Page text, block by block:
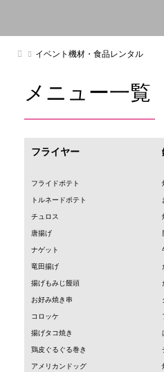
イベント機材・食品レンタル
メニュー一覧
フライヤー
フライドポテト
トルネードポテト
チュロス
唐揚げ
ナゲット
竜田揚げ
揚げもみじ饅頭
お好み焼き串
コロッケ
揚げタコ焼き
鶏皮ぐるぐる巻き
アメリカンドッグ